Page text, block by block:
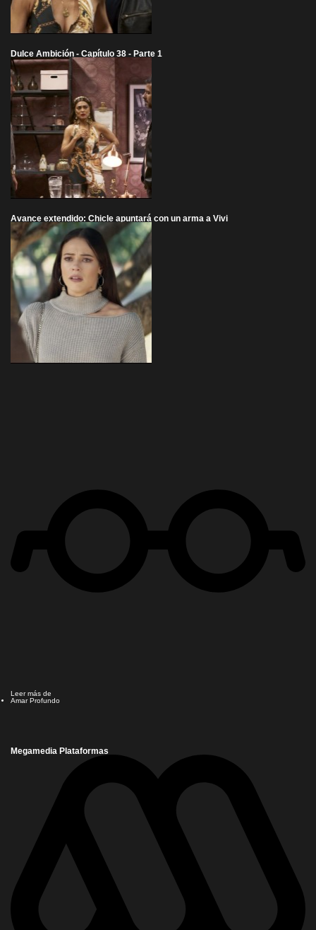
Dulce Ambición - Capítulo 38 - Parte 1
Avance extendido: Chicle apuntará con un arma a Vivi
Leer más de
Amar Profundo
Megamedia Plataformas